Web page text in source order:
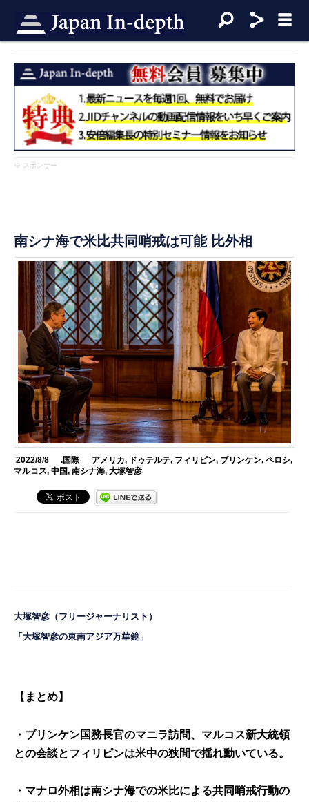
※ スポンサー
南シナ海で米比共同哨戒は可能 比外相
2022/8/8 .国際 アメリカ, ドゥテルテ, フィリピン, ブリンケン, ペロシ,
マルコス,中国,南シナ海,大塚智彦
大塚智彦 （フリージャーナリスト）
「大塚智彦の東南アジア万華鏡」
【まとめ】
・ブリンケン国務長官のマニラ訪問、マルコス新大統領
との会談とフィリピンは米中の狭間で揺れ動いている。
・マナロ外相は南シナ海での米比による共同哨戒行動の